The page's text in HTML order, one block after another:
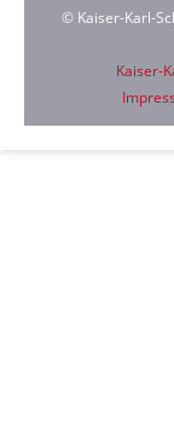
© Kaiser-Karl-
Kaiser-